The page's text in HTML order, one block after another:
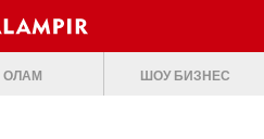
ОЛАМ ШОУ БИЗНЕС